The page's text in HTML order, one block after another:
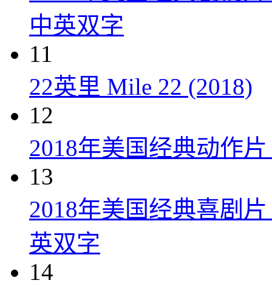
中英双字
11
22英里 Mile 22 (2018)
12
2018年美国经典动作
13
2018年美国经典喜剧
英双字
14